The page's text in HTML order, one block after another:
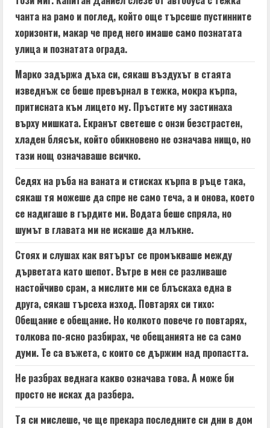
n
g
чанта на рамо и поглед, който още търсеше пустинните
хоризонти, макар че пред него имаше само познатата
улица и познатата ограда.
Марко задържа дъха си, сякаш въздухът в стаята
изведнъж се беше превърнал в тежка, мокра кърпа,
притисната към лицето му. Пръстите му застинаха
върху мишката. Екранът светеше с онзи безстрастен,
хладен блясък, който обикновено не означава нищо, но
тази нощ означаваше всичко.
Седях на ръба на ваната и стисках кърпа в ръце така,
сякаш тя можеше да спре не само теча, а и онова, което
се надигаше в гърдите ми. Водата беше спряла, но
шумът в главата ми не искаше да млъкне.
Стоях и слушах как вятърът се промъкваше между
дърветата като шепот. Вътре в мен се разливаше
настойчиво срам, а мислите ми се блъскаха една в
друга, сякаш търсеха изход. Повтарях си тихо:
Обещание е обещание. Но колкото повече го повтарях,
толкова по-ясно разбирах, че обещанията не са само
думи. Те са въжета, с които се държим над пропастта.
Не разбрах веднага какво означава това. А може би
просто не исках да разбера.
Тя си мислеше, че ще прекара последните си дни в дом